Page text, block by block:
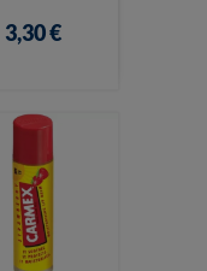
3,30 €